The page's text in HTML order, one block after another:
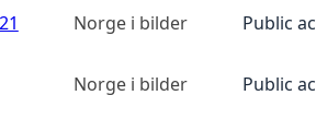
Norge i bilder Public
Norge i bilder Public